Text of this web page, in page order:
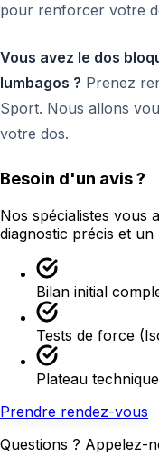
pour renforcer votre
Vous avez le dos
lumbagos ? Prenez
Sport. Nous allons
votre dos.
Besoin d'un avis ?
Nos spécialistes vous
diagnostic précis et
Bilan initial
Tests de force
Plateau
Prendre rendez-vous
Questions ? Appelez-